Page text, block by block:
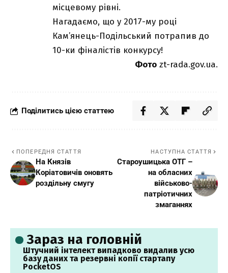
місцевому рівні.
Нагадаємо, що у 2017-му році
Кам’янець-Подільський потрапив до
10-ки фіналістів конкурсу!
Фото zt-rada.gov.ua.
Поділитись цією статтею
ПОПЕРЕДНЯ СТАТТЯ
На Князів
Коріатовичів оновять
роздільну смугу
НАСТУПНА СТАТТЯ
Староушицька ОТГ –
на обласних
військово-
патріотичних
змаганнях
Зараз на головній
Штучний інтелект випадково видалив усю
базу даних та резервні копії стартапу
PocketOS